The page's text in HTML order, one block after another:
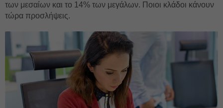
των μεσαίων και το 14% των μεγάλων. Ποιοι κλάδοι κάνουν
τώρα προσλήψεις.